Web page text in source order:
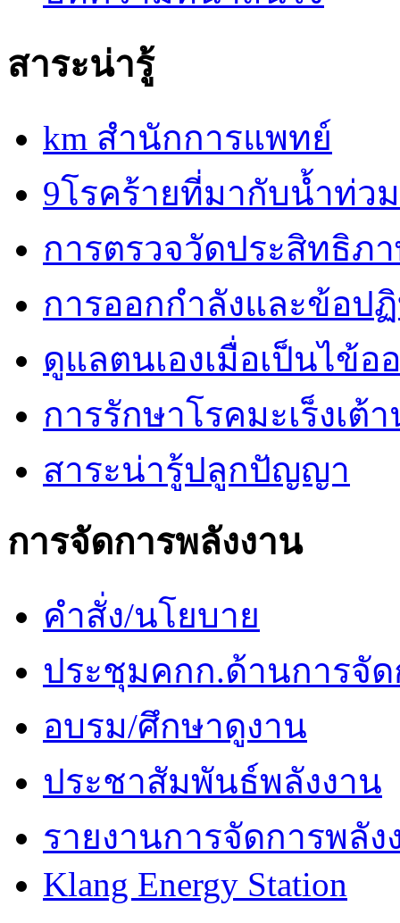
สาระน่ารู้
km สำนักการแพทย์
9โรคร้ายที่มากับน้ำท่วม
การตรวจวัดประสิทธิภ
การออกกำลังและข้อป
ดูแลตนเองเมื่อเป็นไข้อ
การรักษาโรคมะเร็งเต้
สาระน่ารู้ปลูกปัญญา
การจัดการพลังงาน
คำสั่ง/นโยบาย
ประชุมคกก.ด้านการจัด
อบรม/ศึกษาดูงาน
ประชาสัมพันธ์พลังงาน
รายงานการจัดการพลัง
Klang Energy Station